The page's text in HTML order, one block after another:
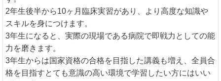
2年生後半から10ヶ月臨床実習があり、より高度な知識や
スキルを身につけます。
3年生になると、実際の現場である病院で即戦力としての能
力を磨きます。
3年生からは国家資格の合格を目指した講義も増え、全員合
格を目指すとても意識の高い環境で学習したい方にはいい